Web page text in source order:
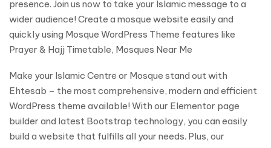
presence. Join us now to take your Islamic message to a
wider audience! Create a mosque website easily and
quickly using Mosque WordPress Theme features like
Prayer & Hajj Timetable, Mosques Near Me
Make your Islamic Centre or Mosque stand out with
Ehtesab – the most comprehensive, modern and efficient
WordPress theme available! With our Elementor page
builder and latest Bootstrap technology, you can easily
build a website that fulfills all your needs. Plus, our